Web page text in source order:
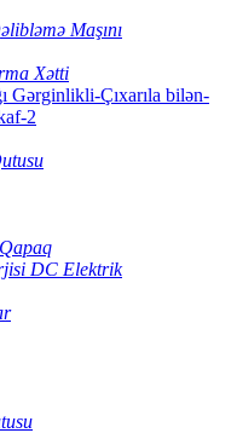
Maşını
Xətti
DC Elektrik